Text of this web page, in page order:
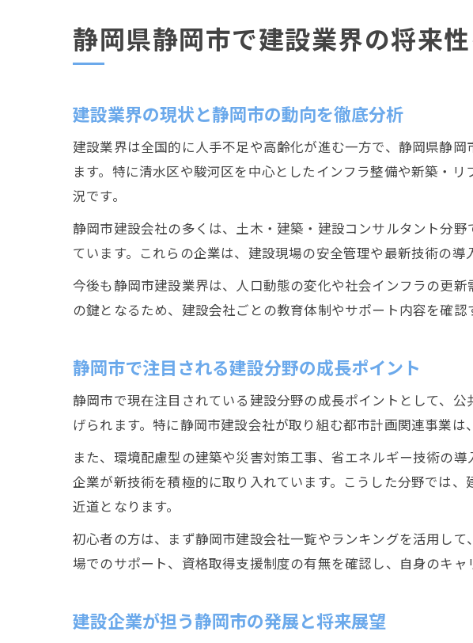
キャリアア
建設業
建設分
静岡県建
建設会
静岡市の
働きや
建設業界
建設会社選び
地元建
静岡市で
建設会
静岡県静岡市で建設業界の将来
建設業界の現状と静岡市の動向を徹底分析
建設業界は全国的に人手不足や高齢化が進む一方で、静岡県静
ます。特に清水区や駿河区を中心としたインフラ整備や新築・
況です。
静岡市建設会社の多くは、土木・建築・建設コンサルタント分
ています。これらの企業は、建設現場の安全管理や最新技術の
今後も静岡市建設業界は、人口動態の変化や社会インフラの更
の鍵となるため、建設会社ごとの教育体制やサポート内容を確認
静岡市で注目される建設分野の成長ポイント
静岡市で現在注目されている建設分野の成長ポイントとして、
げられます。特に静岡市建設会社が取り組む都市計画関連事業は
また、環境配慮型の建築や災害対策工事、省エネルギー技術の
企業が新技術を積極的に取り入れています。こうした分野では
近道となります。
初心者の方は、まず静岡市建設会社一覧やランキングを活用し
場でのサポート、資格取得支援制度の有無を確認し、自身のキャ
建設企業が担う静岡市の発展と将来展望